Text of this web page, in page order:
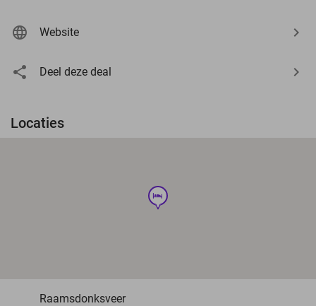
Website
Deel deze deal
Locaties
hotel
Raamsdonksveer